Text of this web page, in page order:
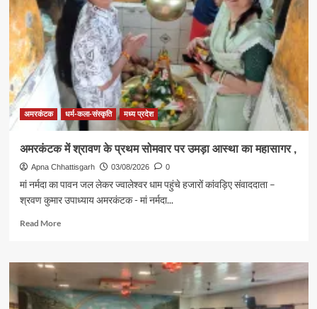
पर
हुआ
वृहद
वृक्षारोपण
अमरकंटक धर्म-कला-संस्कृति मध्य प्रदेश
अमरकंटक में श्रावण के प्रथम सोमवार पर उमड़ा आस्था का महासागर ,
Apna Chhattisgarh 03/08/2026 0
मां नर्मदा का पावन जल लेकर ज्वालेश्वर धाम पहुंचे हजारों कांवड़िए संवाददाता –
श्रवण कुमार उपाध्याय अमरकंटक - मां नर्मदा...
Read MoreRead
अमरकंटक
श्रावण
के